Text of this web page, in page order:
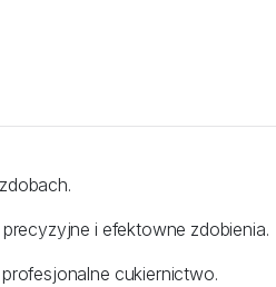
i efektowne zdobienia.
cukiernictwo.